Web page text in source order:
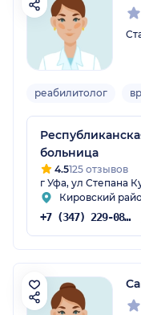
реабилитолог
больница
4.5125 отзывов
г Уфа, ул Степана
Кировский
+7 (347) 229-08-31